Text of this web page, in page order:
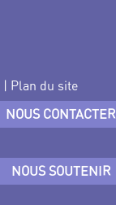
| Plan du site
NOUS CONTACTER
NOUS SOUTENIR